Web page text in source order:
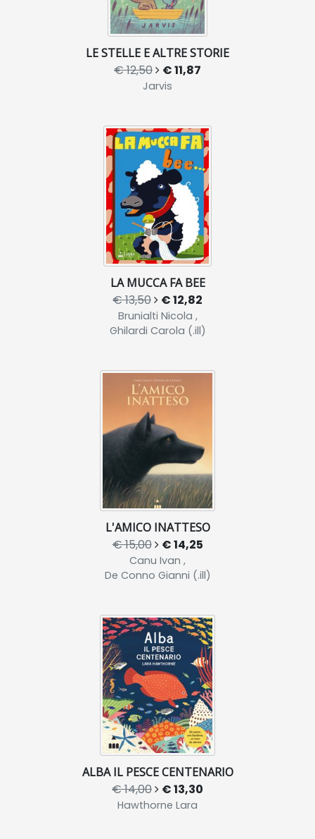
LE STELLE E ALTRE STORIE
€ 12,50 € 11,87
Jarvis
LA MUCCA FA BEE
€ 13,50 € 12,82
Brunialti Nicola ,
Ghilardi Carola (.ill)
L'AMICO INATTESO
€ 15,00 € 14,25
Canu Ivan ,
De Conno Gianni (.ill)
ALBA IL PESCE CENTENARIO
€ 14,00 € 13,30
Hawthorne Lara